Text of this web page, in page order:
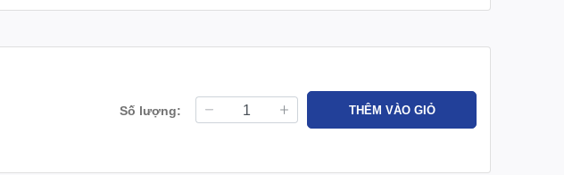
Số lượng: THÊM VÀO GIỎ